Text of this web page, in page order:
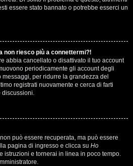
essere stato bannato o potrebbe esserci un
non riesco più a connettermi?!
abbia cancellato o disattivato il tuo account
periodicamente gli account degli
per ridurre la grandezza del
registrati nuovamente e cerca di farti
discussioni.
può essere recuperata, ma può essere
pagina di ingresso e clicca su Ho
istruzioni e tornerai in linea in poco tempo.